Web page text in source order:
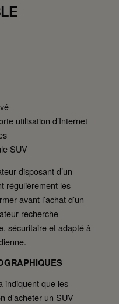
utilisation d’Internet
SUV
disposant d’un
régulièrement les
avant l’achat d’un
recherche
sécuritaire et adapté à
indiquent que les
d’acheter un SUV